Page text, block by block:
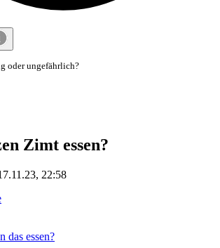
oder ungefährlich?
Zimt essen?
22:58
das essen?